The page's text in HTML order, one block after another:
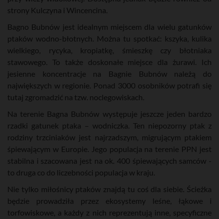
strony Kulczyna i Wincencina.
Bagno Bubnów jest idealnym miejscem dla wielu gatunków
ptaków wodno-błotnych. Można tu spotkać: kszyka, kulika
wielkiego, rycyka, kropiatkę, śmieszkę czy błotniaka
stawowego. To także doskonałe miejsce dla żurawi. Ich
jesienne koncentracje na Bagnie Bubnów należą do
największych w regionie. Ponad 3000 osobników potrafi się
tutaj zgromadzić na tzw. noclegowiskach.
Na terenie Bagna Bubnów występuje jeszcze jeden bardzo
rzadki gatunek ptaka – wodniczka. Ten niepozorny ptak z
rodziny trzciniaków jest najrzadszym, migrującym ptakiem
śpiewającym w Europie. Jego populacja na terenie PPN jest
stabilna i szacowana jest na ok. 400 śpiewających samców -
to druga co do liczebności populacja w kraju.
Nie tylko miłośnicy ptaków znajdą tu coś dla siebie. Ścieżka
będzie prowadziła przez ekosystemy leśne, łąkowe i
torfowiskowe, a każdy z nich reprezentują inne, specyficzne